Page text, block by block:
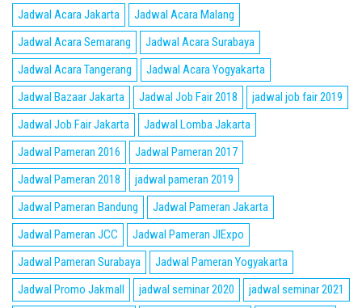
Jadwal Acara Jakarta
Jadwal Acara Malang
Jadwal Acara Semarang
Jadwal Acara Surabaya
Jadwal Acara Tangerang
Jadwal Acara Yogyakarta
Jadwal Bazaar Jakarta
Jadwal Job Fair 2018
jadwal job fair 2019
Jadwal Job Fair Jakarta
Jadwal Lomba Jakarta
Jadwal Pameran 2016
Jadwal Pameran 2017
Jadwal Pameran 2018
jadwal pameran 2019
Jadwal Pameran Bandung
Jadwal Pameran Jakarta
Jadwal Pameran JCC
Jadwal Pameran JIExpo
Jadwal Pameran Surabaya
Jadwal Pameran Yogyakarta
Jadwal Promo Jakmall
jadwal seminar 2020
jadwal seminar 2021